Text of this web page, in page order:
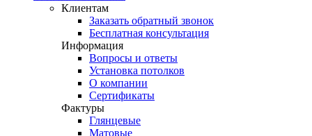
Клиентам
Заказать обратный звонок
Бесплатная консультация
Информация
Вопросы и ответы
Установка потолков
О компании
Сертификаты
Фактуры
Глянцевые
Матовые